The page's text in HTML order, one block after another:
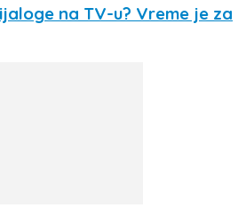
na TV-u? Vreme je za